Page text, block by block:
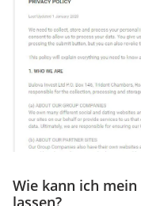
Wie kann ich
lassen?